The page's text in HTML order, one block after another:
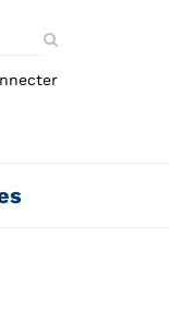
le